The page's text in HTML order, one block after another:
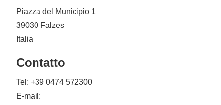
Piazza del Municipio 1
39030 Falzes
Italia
Contatto
Tel: +39 0474 572300
E-mail: